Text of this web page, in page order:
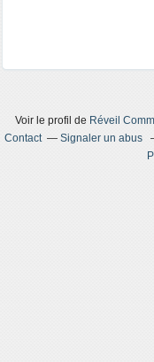
Voir le profil de Réveil
Contact
Signaler un abus